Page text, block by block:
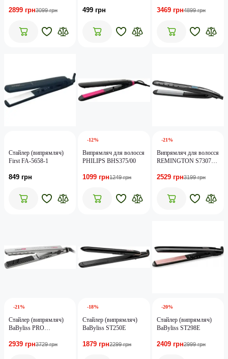
2899 грн3099 грн 499 грн 3469 грн4899 грн
Стайлер (випрямляч)
First FA-5658-1
849 грн
-12%
Випрямляч для волосся
PHILIPS BHS375/00
1099 грн1249 грн
-21%
Випрямляч для волосся
REMINGTON S7307
2529 грн3199 грн
-21%
Стайлер (випрямляч)
BaByliss PRO
2939 грн3729 грн
-18%
Стайлер (випрямляч)
BaByliss ST250E
1879 грн2299 грн
-20%
Стайлер (випрямляч)
BaByliss ST298E
2409 грн2999 грн